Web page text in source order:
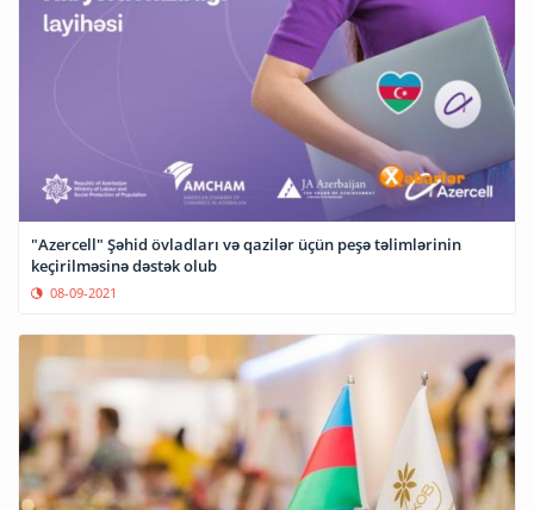
"Azercell" Şəhid övladları və qazilər üçün peşə təlimlərinin
keçirilməsinə dəstək olub
08-09-2021